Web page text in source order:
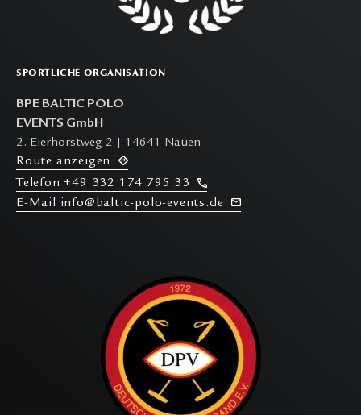
SPORTLICHE ORGANISATION
BPE BALTIC POLO
EVENTS GmbH
2. Eierhorstweg 2 | 14641 Nauen
Route anzeigen
T elefon +49 332 174 795 33
E-Mail info@baltic-polo-events.de